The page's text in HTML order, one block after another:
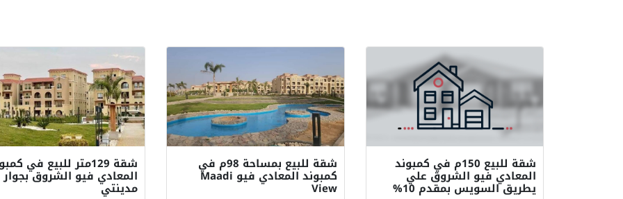
شقة للبيع 150م في كمبوند
المعادي فيو الشروق علي
يطريق السويس بمقدم 10%
شقة للبيع بمساحة 98م في
كمبوند المعادي فيو Maadi
View
شقة 129متر للبيع في
المعادي فيو الشروق بجوار
مدينتي